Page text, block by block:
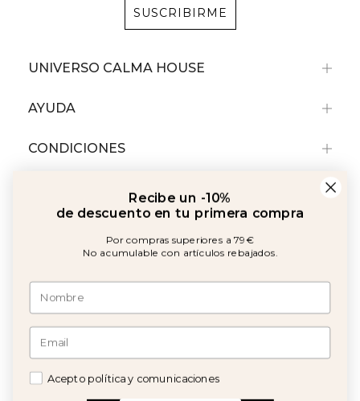
SUSCRIBIRME
UNIVERSO CALMA HOUSE
AYUDA
CONDICIONES
©2026 Copyright Calma House Todos los derechos reservados
Recibe un -10%
de descuento en tu primera compra
Por compras superiores a 79€
No acumulable con artículos rebajados.
Acepto política y comunicaciones